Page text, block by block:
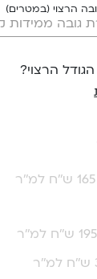
הרצוי (במטרים)
הרצוי?
165 ש''ח למ''ר
195 ש''ח למ''ר